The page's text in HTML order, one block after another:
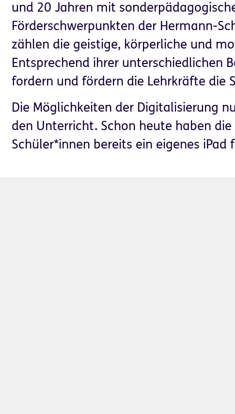
Partner für
Unternehmen
und 20 Jahren mit
Förderschwerpunkten der Hermann-
zählen die geistige, körperliche und
Entsprechend ihrer unterschiedlichen
fordern und fördern die Lehrkräfte die
Die Möglichkeiten der Digitalisierung
den Unterricht. Schon heute haben
Schüler*innen bereits ein eigenes